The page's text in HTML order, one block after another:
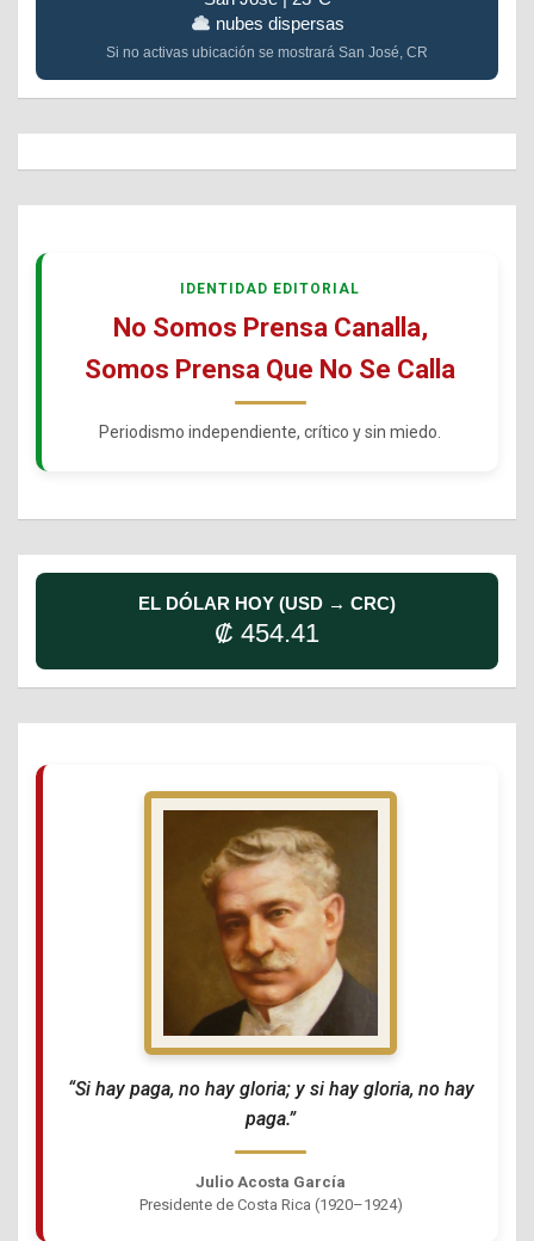
nubes dispersas
Si no activas ubicación se mostrará San José, CR
IDENTIDAD EDITORIAL
No Somos Prensa Canalla,
Somos Prensa Que No Se Calla
Periodismo independiente, crítico y sin miedo.
EL DÓLAR HOY (USD → CRC)
₡ 454.41
“Si hay paga, no hay gloria; y si hay gloria, no hay
paga.”
Julio Acosta García
Presidente de Costa Rica (1920–1924)